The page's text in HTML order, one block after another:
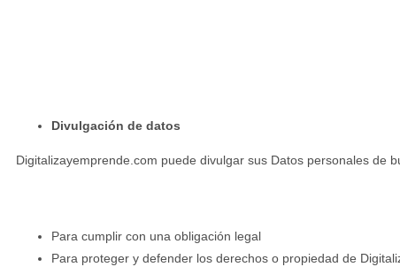
Divulgación de datos
Digitalizayemprende.com puede divulgar sus Datos personales de
Para cumplir con una obligación legal
Para proteger y defender los derechos o propiedad de